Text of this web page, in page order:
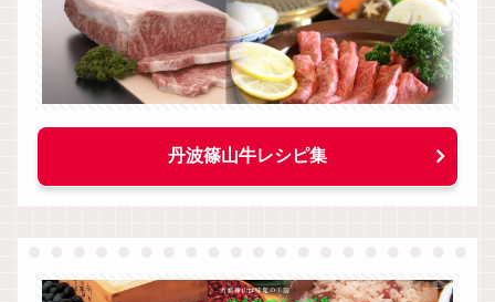
丹波篠山牛レシピ集